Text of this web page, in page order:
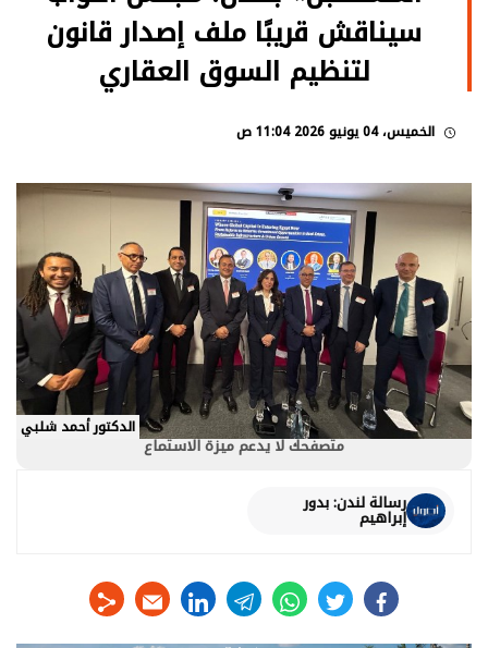
سيناقش قريبًا ملف إصدار قانون
لتنظيم السوق العقاري
الخميس، 04 يونيو 2026 11:04 ص
الدكتور أحمد شلبي
متصفحك لا يدعم ميزة الاستماع
رسالة لندن: بدور
إبراهيم
facebook
twitter
whats
telegram
linkedin